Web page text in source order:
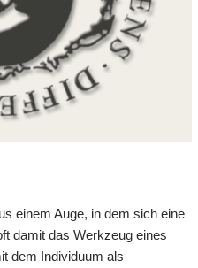
einem Auge, in dem sich eine
damit das Werkzeug eines
dem Individuum als